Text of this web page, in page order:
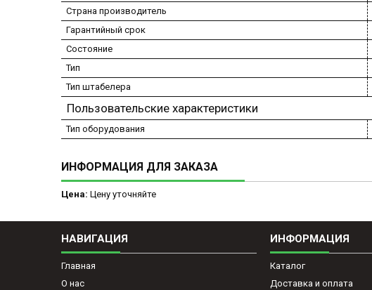
Страна производитель
Гарантийный срок
Состояние
Тип
Тип штабелера
Пользовательские характеристики
Тип оборудования
ИНФОРМАЦИЯ ДЛЯ ЗАКАЗА
Цена: Цену уточняйте
НАВИГАЦИЯ
Главная
О нас
ИНФОРМАЦИЯ
Каталог
Доставка и оплата